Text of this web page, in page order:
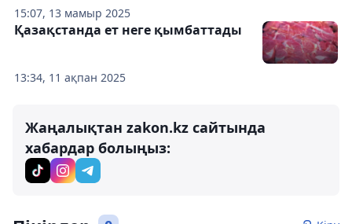
15:07, 13 мамыр 2025
13:34, 11 ақпан 2025
Қазақстанда ет неге қымбаттады
Жаңалықтан zakon.kz сайтында
хабардар болыңыз: